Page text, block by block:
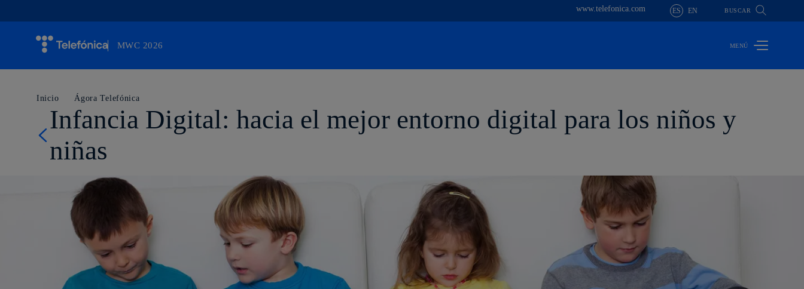
al
www.telefonica.com ES EN BUSCAR
MWC 2026
Otro sitio más de Telefónica WP Network
Inicio Ágora Telefónica
Infancia Digital: hacia el mejor entorno digital para los niños y
niñas